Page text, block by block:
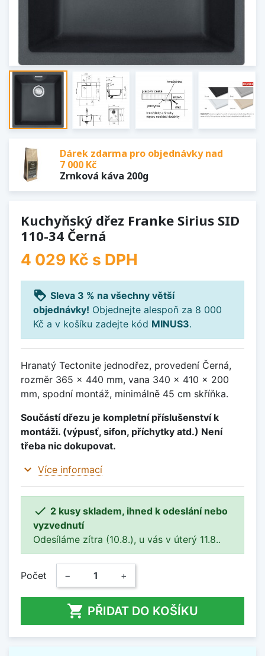
Dárek zdarma pro objednávky nad
7 000 Kč
Zrnková káva 200g
Kuchyňský dřez Franke Sirius SID
110-34 Černá
4 029 Kč s DPH
loyalty Sleva 3 % na všechny větší
objednávky! Objednejte alespoň za 8 000
Kč a v košíku zadejte kód MINUS3.
Hranatý Tectonite jednodřez, provedení Černá,
rozměr 365 x 440 mm, vana 340 x 410 x 200
mm, spodní montáž, minimálně 45 cm skříňka.
Součástí dřezu je kompletní příslušenství k
montáži. (výpusť, sifon, příchytky atd.) Není
třeba nic dokupovat.
expand_more Více informací
 2 kusy skladem, ihned k odeslání nebo
vyzvednutí
Odesíláme zítra (10.8.), u vás v úterý 11.8..
Počet − +
 PŘIDAT DO KOŠÍKU